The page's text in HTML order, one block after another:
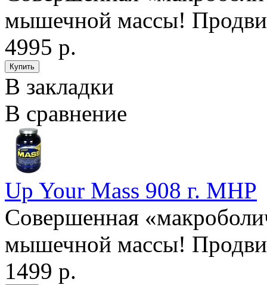
мышечной массы!
4995 р.
В закладки
В сравнение
Up Your Mass 908 г. MHP
Совершенная
мышечной массы!
1499 р.